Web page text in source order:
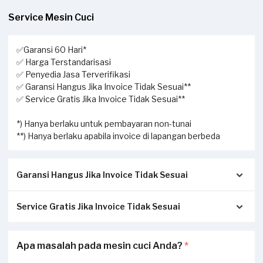
Service Mesin Cuci
✅Garansi 60 Hari*
✅ Harga Terstandarisasi
✅ Penyedia Jasa Terverifikasi
✅ Garansi Hangus Jika Invoice Tidak Sesuai**
✅ Service Gratis Jika Invoice Tidak Sesuai**
*) Hanya berlaku untuk pembayaran non-tunai
**) Hanya berlaku apabila invoice di lapangan berbeda
Garansi Hangus Jika Invoice Tidak Sesuai
Pastikan kwitansi/invoice yang diterbitkan dari Sejasa
Invoice akan dikirimkan via Email / Whatsapp.
Jika tidak sesuai, garansi akan hangus.
Service Gratis Jika Invoice Tidak Sesuai
pengerjaan service di lapangan dengan transaksi yang
Apa masalah pada mesin cuci Anda? *